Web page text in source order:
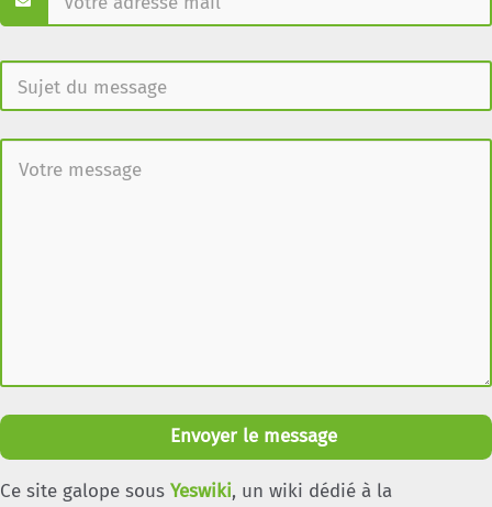
Envoyer le message
Ce site galope sous Yeswiki, un wiki dédié à la